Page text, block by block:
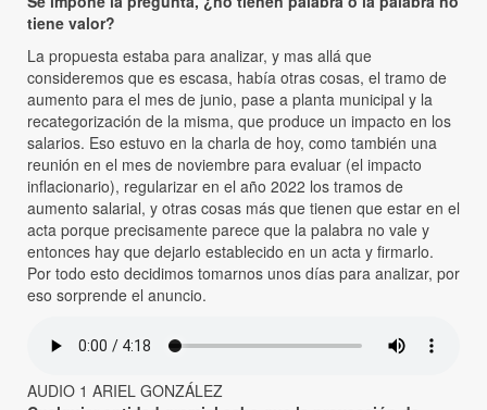
tiene valor?
La propuesta estaba para analizar, y mas allá que
consideremos que es escasa, había otras cosas, el tramo de
aumento para el mes de junio, pase a planta municipal y la
recategorización de la misma, que produce un impacto en los
salarios. Eso estuvo en la charla de hoy, como también una
reunión en el mes de noviembre para evaluar (el impacto
inflacionario), regularizar en el año 2022 los tramos de
aumento salarial, y otras cosas más que tienen que estar en el
acta porque precisamente parece que la palabra no vale y
entonces hay que dejarlo establecido en un acta y firmarlo.
Por todo esto decidimos tomarnos unos días para analizar, por
eso sorprende el anuncio.
AUDIO 1 ARIEL GONZÁLEZ